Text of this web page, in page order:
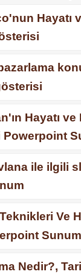
Hayatı
pazarlama
Hayatı
ile ilgili
Ve
Nedir?,